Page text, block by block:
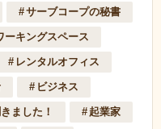
サーブコープの秘書
ーキングスペース
レンタルオフィス
ビジネス
ました！ 起業家